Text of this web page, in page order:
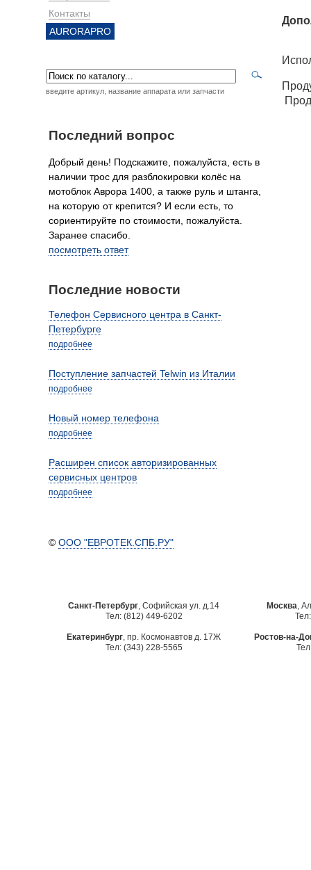
Контакты
AURORAPRO
введите артикул, название аппарата или запчасти
Последний вопрос
Добрый день! Подскажите, пожалуйста, есть в
наличии трос для разблокировки колёс на
мотоблок Аврора 1400, а также руль и штанга,
на которую от крепится? И если есть, то
сориентируйте по стоимости, пожалуйста.
Заранее спасибо.
посмотреть ответ
Последние новости
Телефон Сервисного центра в Санкт-
Петербурге
подробнее
Поступление запчастей Telwin из Италии
подробнее
Новый номер телефона
подробнее
Расширен список авторизированных
сервисных центров
подробнее
© ООО "ЕВРОТЕК.СПБ.РУ"
Санкт-Петербург, Софийская ул. д.14
Тел: (812) 449-6202
Москва,
Екатеринбург, пр. Космонавтов д. 17Ж
Тел: (343) 228-5565
Ростов-на-